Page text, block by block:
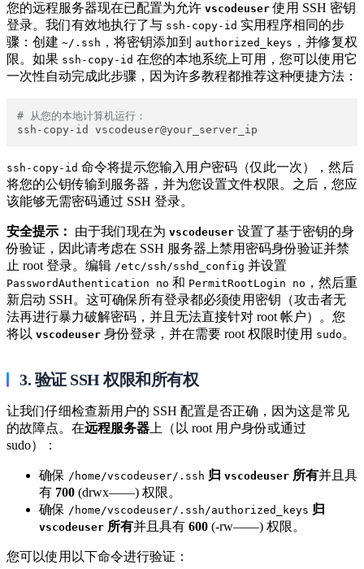
您的远程服务器现在已配置为允许 vscodeuser ​ 使用 SSH 密钥
登录。我们有效地执行了与 ssh-copy-id ​ 实用程序相同的步
骤：创建 ~/.ssh ​，将密钥添加到 authorized_keys ​，并修复权
限。如果 ssh-copy-id ​ 在您的本地系统上可用，您可以使用它
一次性自动完成此步骤，因为许多教程都推荐这种便捷方法：
# 从您的本地计算机运行：
ssh-copy-id ​ 命令将提示您输入用户密码（仅此一次），然后
将您的公钥传输到服务器，并为您设置文件权限。之后，您应
该能够无需密码通过 SSH 登录。
安全提示： 由于我们现在为 vscodeuser ​ 设置了基于密钥的身
份验证，因此请考虑在 SSH 服务器上禁用密码身份验证并禁
止 root 登录。编辑 /etc/ssh/sshd_config ​ 并设置
PasswordAuthentication no ​ 和 PermitRootLogin no ​，然后重
新启动 SSH。这可确保所有登录都必须使用密钥（攻击者无
法再进行暴力破解密码，并且无法直接针对 root 帐户）。您
将以 vscodeuser ​ 身份登录，并在需要 root 权限时使用 sudo ​。
3. 验证 SSH 权限和所有权
让我们仔细检查新用户的 SSH 配置是否正确，因为这是常见
的故障点。在远程服务器 上（以 root 用户身份或通过
sudo）：
确保 /home/vscodeuser/.ssh 归 vscodeuser 所有并且具
有 700 (drwx——) 权限。
确保 /home/vscodeuser/.ssh/authorized_keys 归
vscodeuser 所有并且具有 600 (-rw—––) 权限。
您可以使用以下命令进行验证：